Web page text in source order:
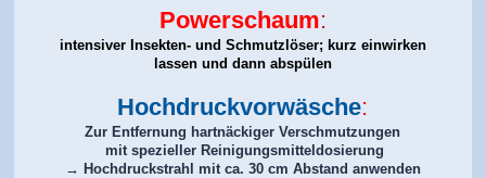
Powerschaum:
intensiver Insekten- und Schmutzlöser; kurz einwirken
lassen und dann abspülen
Hochdruckvorwäsche:
Zur Entfernung hartnäckiger Verschmutzungen
mit spezieller Reinigungsmitteldosierung
→ Hochdruckstrahl mit ca. 30 cm Abstand anwenden